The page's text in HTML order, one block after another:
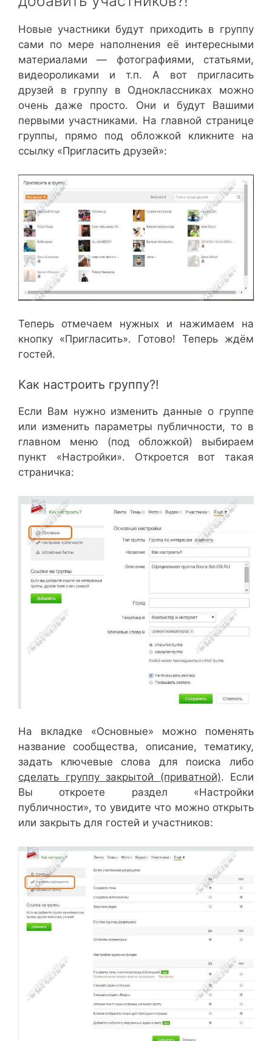
Новые участники будут приходить в группу
сами по мере наполнения её интересными
материалами — фотографиями, статьями,
видеороликами и т.п. А вот пригласить
друзей в группу в Одноклассниках можно
очень даже просто. Они и будут Вашими
первыми участниками. На главной странице
группы, прямо под обложкой кликните на
ссылку «Пригласить друзей»:
Теперь отмечаем нужных и нажимаем на
кнопку «Пригласить». Готово! Теперь ждём
гостей.
Как настроить группу?!
Если Вам нужно изменить данные о группе
или изменить параметры публичности, то в
главном меню (под обложкой) выбираем
пункт «Настройки». Откроется вот такая
страничка:
На вкладке «Основные» можно поменять
название сообщества, описание, тематику,
задать ключевые слова для поиска либо
сделать группу закрытой (приватной). Если
Вы откроете раздел «Настройки
публичности», то увидите что можно открыть
или закрыть для гостей и участников: